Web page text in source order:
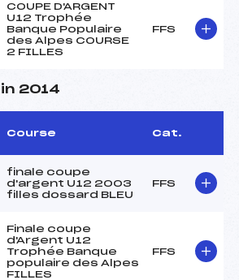
COUPE D'ARGENT
U12 Trophée
Banque Populaire
des Alpes COURSE
2 FILLES
FFS
2014
Course Cat.
finale coupe
d'argent U12 2003
filles dossard BLEU
FFS
Finale coupe
d'Argent U12
Trophée Banque
populaire des Alpes
FILLES
FFS